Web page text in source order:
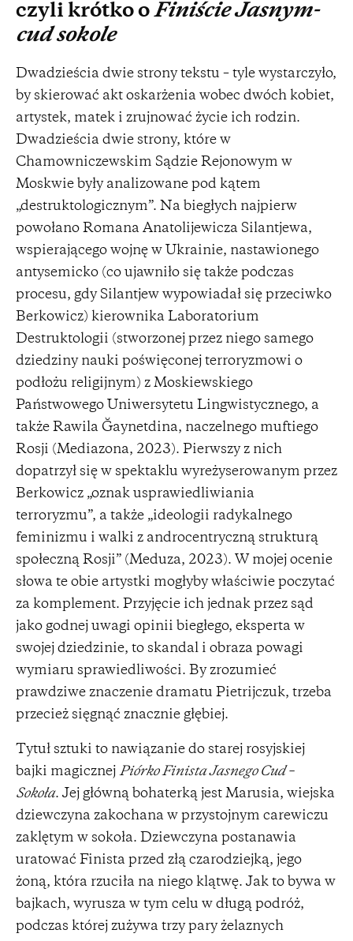
czyli krótko o Finiście Jasnym-
cud sokole
Dwadzieścia dwie strony tekstu – tyle wystarczyło,
by skierować akt oskarżenia wobec dwóch kobiet,
artystek, matek i zrujnować życie ich rodzin.
Dwadzieścia dwie strony, które w
Chamowniczewskim Sądzie Rejonowym w
Moskwie były analizowane pod kątem
„destruktologicznym”. Na biegłych najpierw
powołano Romana Anatolijewicza Silantjewa,
wspierającego wojnę w Ukrainie, nastawionego
antysemicko (co ujawniło się także podczas
procesu, gdy Silantjew wypowiadał się przeciwko
Berkowicz) kierownika Laboratorium
Destruktologii (stworzonej przez niego samego
dziedziny nauki poświęconej terroryzmowi o
podłożu religijnym) z Moskiewskiego
Państwowego Uniwersytetu Lingwistycznego, a
także Rawila Ğaynetdina, naczelnego muftiego
Rosji (Mediazona, 2023). Pierwszy z nich
dopatrzył się w spektaklu wyreżyserowanym przez
Berkowicz „oznak usprawiedliwiania
terroryzmu”, a także „ideologii radykalnego
feminizmu i walki z androcentryczną strukturą
społeczną Rosji” (Meduza, 2023). W mojej ocenie
słowa te obie artystki mogłyby właściwie poczytać
za komplement. Przyjęcie ich jednak przez sąd
jako godnej uwagi opinii biegłego, eksperta w
swojej dziedzinie, to skandal i obraza powagi
wymiaru sprawiedliwości. By zrozumieć
prawdziwe znaczenie dramatu Pietrijczuk, trzeba
przecież sięgnąć znacznie głębiej.
Tytuł sztuki to nawiązanie do starej rosyjskiej
bajki magicznej Piórko Finista Jasnego Cud –
Sokoła. Jej główną bohaterką jest Marusia, wiejska
dziewczyna zakochana w przystojnym carewiczu
zaklętym w sokoła. Dziewczyna postanawia
uratować Finista przed złą czarodziejką, jego
żoną, która rzuciła na niego klątwę. Jak to bywa w
bajkach, wyrusza w tym celu w długą podróż,
podczas której zużywa trzy pary żelaznych